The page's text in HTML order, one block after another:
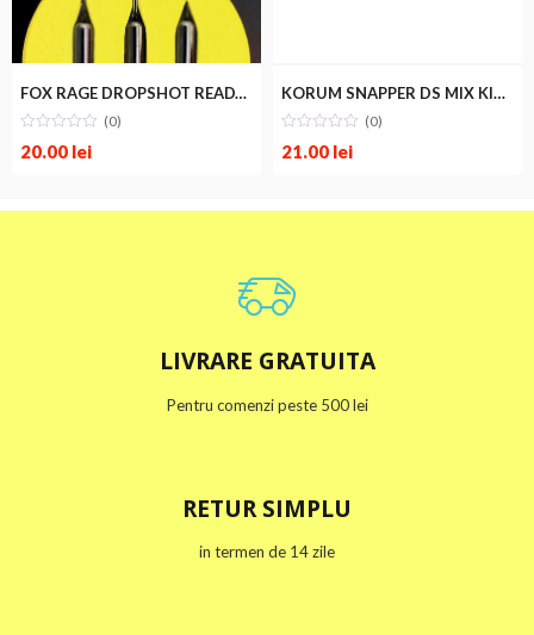
FOX RAGE DROPSHOT READY RIG 5gr
(0)
20.00 lei
KORUM SNAPPER DS MIX KIT2 5cm
(0)
21.00 lei
LIVRARE GRATUITA
Pentru comenzi peste 500 lei
RETUR SIMPLU
in termen de 14 zile